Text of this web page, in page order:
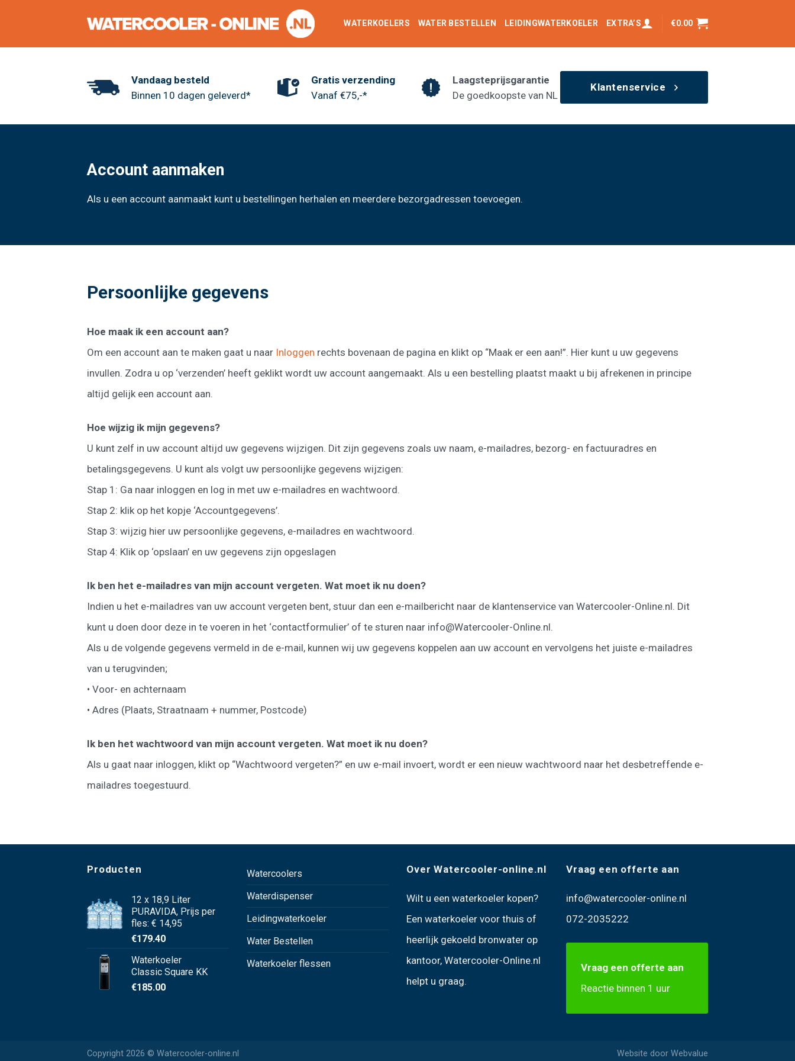
WATERKOELERS WATER BESTELLEN LEIDINGWATERKOELER EXTRA’S €0.00
Vandaag besteld
Binnen 10 dagen geleverd*
Gratis verzending
Vanaf €75,-*
Laagsteprijsgarantie
De goedkoopste van NL
Klantenservice
Account aanmaken
Als u een account aanmaakt kunt u bestellingen herhalen en meerdere bezorgadressen toevoegen.
Persoonlijke gegevens
Hoe maak ik een account aan?
Om een account aan te maken gaat u naar Inloggen rechts bovenaan de pagina en klikt op “Maak er een aan!”. Hier kunt u uw gegevens
invullen. Zodra u op ‘verzenden’ heeft geklikt wordt uw account aangemaakt. Als u een bestelling plaatst maakt u bij afrekenen in principe
altijd gelijk een account aan.
Hoe wijzig ik mijn gegevens?
U kunt zelf in uw account altijd uw gegevens wijzigen. Dit zijn gegevens zoals uw naam, e-mailadres, bezorg- en factuuradres en
betalingsgegevens. U kunt als volgt uw persoonlijke gegevens wijzigen:
Stap 1: Ga naar inloggen en log in met uw e-mailadres en wachtwoord.
Stap 2: klik op het kopje ‘Accountgegevens’.
Stap 3: wijzig hier uw persoonlijke gegevens, e-mailadres en wachtwoord.
Stap 4: Klik op ‘opslaan’ en uw gegevens zijn opgeslagen
Ik ben het e-mailadres van mijn account vergeten. Wat moet ik nu doen?
Indien u het e-mailadres van uw account vergeten bent, stuur dan een e-mailbericht naar de klantenservice van Watercooler-Online.nl. Dit
kunt u doen door deze in te voeren in het ‘contactformulier’ of te sturen naar info@Watercooler-Online.nl.
Als u de volgende gegevens vermeld in de e-mail, kunnen wij uw gegevens koppelen aan uw account en vervolgens het juiste e-mailadres
van u terugvinden;
• Voor- en achternaam
• Adres (Plaats, Straatnaam + nummer, Postcode)
Ik ben het wachtwoord van mijn account vergeten. Wat moet ik nu doen?
Als u gaat naar inloggen, klikt op “Wachtwoord vergeten?” en uw e-mail invoert, wordt er een nieuw wachtwoord naar het desbetreffende e-
mailadres toegestuurd.
Producten
12 x 18,9 Liter
PURAVIDA, Prijs per
fles: € 14,95
€179.40
Waterkoeler
Classic Square KK
€185.00
Watercoolers
Waterdispenser
Leidingwaterkoeler
Water Bestellen
Waterkoeler flessen
Over Watercooler-online.nl
Wilt u een waterkoeler kopen?
Een waterkoeler voor thuis of
heerlijk gekoeld bronwater op
kantoor, Watercooler-Online.nl
helpt u graag.
Vraag een offerte aan
info@watercooler-online.nl
072-2035222
Vraag een offerte aan
Reactie binnen 1 uur
Copyright 2026 © Watercooler-online.nl Website door Webvalue